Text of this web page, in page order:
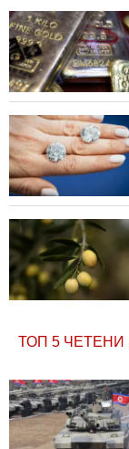
ТОП 5 ЧЕТЕНИ